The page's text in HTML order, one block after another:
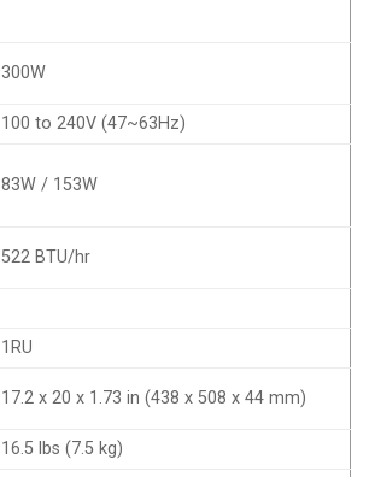
300W
100 to 240V (47~63Hz)
83W / 153W
522 BTU/hr
1RU
17.2 x 20 x 1.73 in (438 x 508 x 44 mm)
16.5 lbs (7.5 kg)